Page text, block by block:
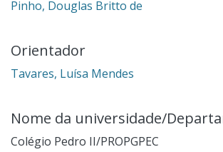
Pinho, Douglas Britto de
Orientador
Tavares, Luísa Mendes
Nome da universidade/
Colégio Pedro II/PROPGPEC